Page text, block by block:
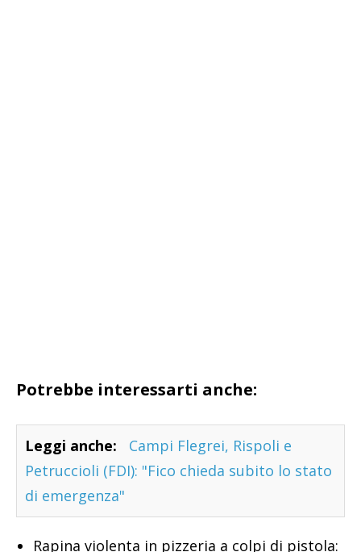
Potrebbe interessarti anche:
Leggi anche:
Campi Flegrei, Rispoli e
Petruccioli (FDI): "Fico chieda subito lo stato
di emergenza"
Rapina violenta in pizzeria a colpi di pistola: